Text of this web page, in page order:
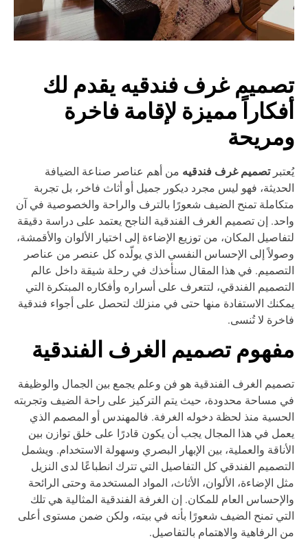
غرف فندقيه يقدم لك
مميزة لإقامة فاخرة
تصميم غرف فندقيهمن أهم عناصر صناعة الضيافة
فهو ليس مجرد ديكور جميل أو أثاث فاخر، بل تجربة
تمنح الضيف شعورًا بالترف والراحة والخصوصية في آن
إن تصميم الغرف الفندقية الناجح يعتمد على دراسة دقيقة
المكان، من توزيع الإضاءة إلى اختيار الألوان والأقمشة،
إلى الإحساس النفسي الذي يولّده كل عنصر من عناصر
في هذا المقال سنأخذك في رحلة شيقة داخل عالم
الفندقي، لتتعرف على أسراره وأفكاره المبتكرة التي
الاستفادة منها حتى في منزلك لتحصل على أجواء فندقية
لا تُنسى.
تصميم الغرف الفندقية
الغرف الفندقية هو فن وعلم يجمع بين الجمال والوظيفة
مساحة محدودة، حيث يتم التركيز على راحة الضيف وتجربته
منذ لحظة دخوله الغرفة. فالمهندس أو المصمم الذي
في هذا المجال يجب أن يكون قادرًا على خلق توازن بين
والعملية، بين الإبهار البصري وسهولة الاستخدام. ويشمل
الفندقي كل التفاصيل التي تترك انطباعًا لدى النزيل
الإضاءة، الألوان، الأثاث، المواد المستخدمة وحتى الرائحة
العام للمكان. إن الغرفة الفندقية المثالية هي تلك
تمنح الضيف شعورًا بأنه في بيته، ولكن ضمن مستوى أعلى
الرفاهية والاهتمام بالتفاصيل.